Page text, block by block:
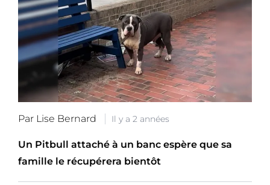
Par Lise Bernard Il y a 2 années
Un Pitbull attaché à un banc espère que sa
famille le récupérera bientôt